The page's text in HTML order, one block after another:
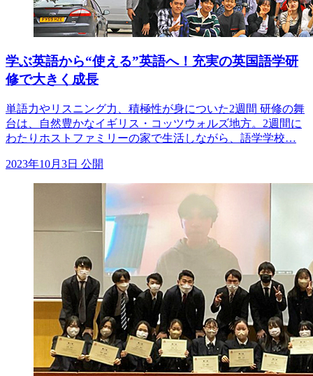
学ぶ英語から“使える”英語へ！充実の英国語学研
修で大きく成長
単語力やリスニング力、積極性が身についた2週間 研修の舞
台は、自然豊かなイギリス・コッツウォルズ地方。2週間に
わたりホストファミリーの家で生活しながら、語学学校…
2023年10月3日 公開